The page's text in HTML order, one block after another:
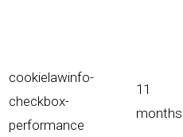
cookielawinfo-
checkbox-
performance
11
months